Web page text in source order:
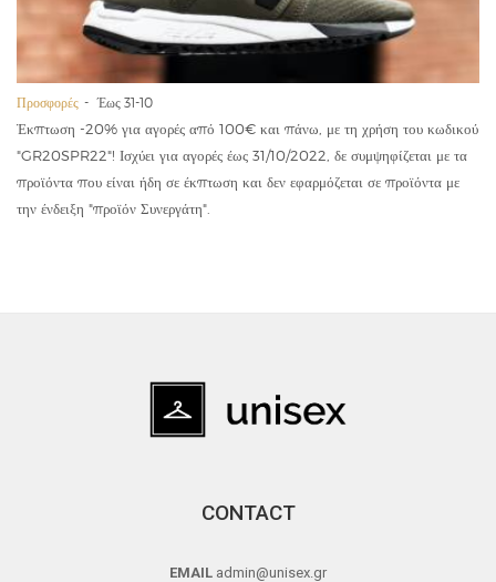
Προσφορές Έως 31-10
Έκπτωση -20% για αγορές από 100€ και πάνω, με τη χρήση του κωδικού
"GR20SPR22"! Ισχύει για αγορές έως 31/10/2022, δε συμψηφίζεται με τα
προϊόντα που είναι ήδη σε έκπτωση και δεν εφαρμόζεται σε προϊόντα με
την ένδειξη "προϊόν Συνεργάτη".
CONTACT
EMAIL admin@unisex.gr